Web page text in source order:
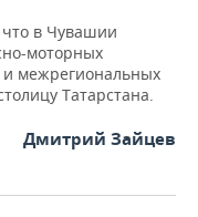
что в Чувашии
моторных
и межрегиональных
Татарстана.
Дмитрий Зайцев